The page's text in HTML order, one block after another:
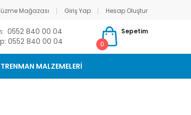
Mağazası Giriş Yap
Hesap Oluştur
0552 840 00 04
0552 840 00 04
Sepetim
0
MALZEMELERİ